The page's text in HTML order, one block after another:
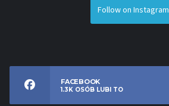
Follow on Instagram
FACEBOOK
1.3K OSÓB LUBI TO